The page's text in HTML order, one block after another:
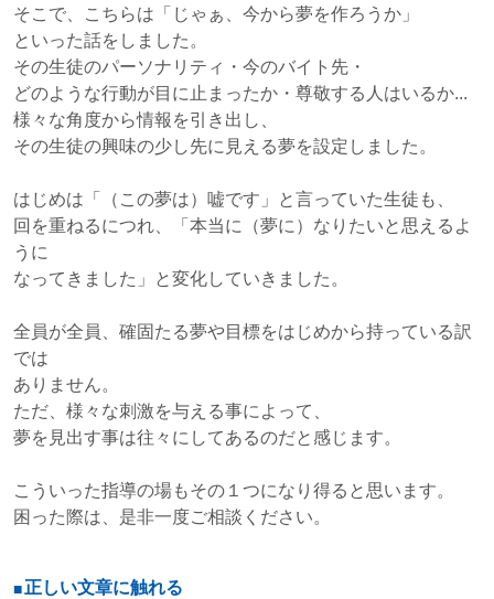
そこで、こちらは「じゃぁ、今から夢を作ろうか」
といった話をしました。
その生徒のパーソナリティ・今のバイト先・
どのような行動が目に止まったか・尊敬する人はいるか...
様々な角度から情報を引き出し、
その生徒の興味の少し先に見える夢を設定しました。
はじめは「（この夢は）嘘です」と言っていた生徒も、
回を重ねるにつれ、「本当に（夢に）なりたいと思えるよ
うに
なってきました」と変化していきました。
全員が全員、確固たる夢や目標をはじめから持っている訳
では
ありません。
ただ、様々な刺激を与える事によって、
夢を見出す事は往々にしてあるのだと感じます。
こういった指導の場もその１つになり得ると思います。
困った際は、是非一度ご相談ください。
正しい文章に触れる